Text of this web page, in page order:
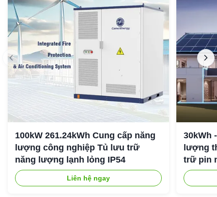
100kW 261.24kWh Cung cấp năng
lượng công nghiệp Tủ lưu trữ
năng lượng lạnh lỏng IP54
Liên hệ ngay
30kWh
lượng
trữ pin